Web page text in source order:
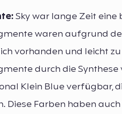
Sky war lange Zeit
waren aufgrund
vorhanden und leicht
durch die
Klein Blue verfügbar,
Diese Farben haben